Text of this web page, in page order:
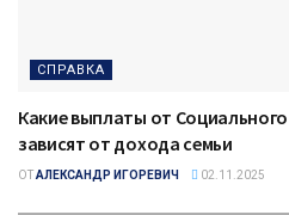
СПРАВКА
Какие выплаты от
зависят от дохода семьи
ОТАЛЕКСАНДР ИГОРЕВИЧ 02.11.2025